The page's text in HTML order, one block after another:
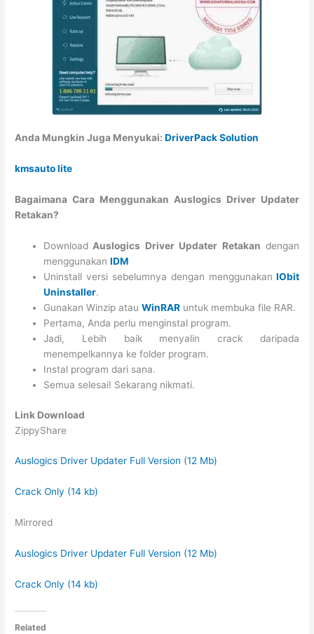
Anda Mungkin Juga Menyukai:DriverPack Solution
kmsauto lite
Bagaimana Cara Menggunakan Auslogics Driver Updater
Retakan?
Download Auslogics Driver Updater Retakan dengan
menggunakanIDM
Uninstall versi sebelumnya dengan menggunakan IObit
Uninstaller.
Gunakan Winzip atauWinRAR untuk membuka file RAR.
Pertama, Anda perlu menginstal program.
Jadi, Lebih baik menyalin crack daripada
menempelkannya ke folder program.
Instal program dari sana.
Semua selesai! Sekarang nikmati.
Link Download
ZippyShare
Auslogics Driver Updater Full Version (12 Mb)
Crack Only (14 kb)
Mirrored
Auslogics Driver Updater Full Version (12 Mb)
Crack Only (14 kb)
Related